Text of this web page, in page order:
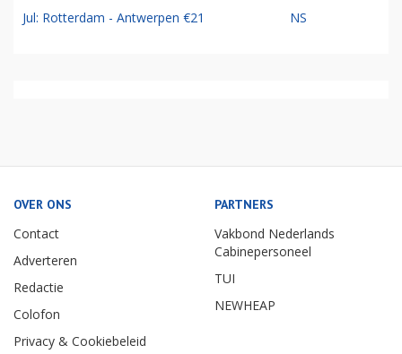
Jul: Rotterdam - Antwerpen €21 NS
OVER ONS
Contact
Adverteren
Redactie
Colofon
Privacy & Cookiebeleid
PARTNERS
Vakbond Nederlands
Cabinepersoneel
TUI
NEWHEAP